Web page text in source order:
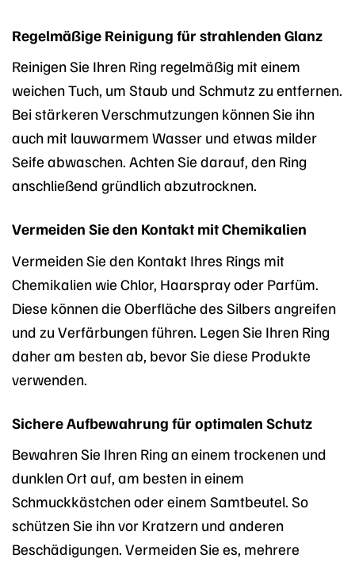
Regelmäßige Reinigung für strahlenden Glanz
Reinigen Sie Ihren Ring regelmäßig mit einem
weichen Tuch, um Staub und Schmutz zu entfernen.
Bei stärkeren Verschmutzungen können Sie ihn
auch mit lauwarmem Wasser und etwas milder
Seife abwaschen. Achten Sie darauf, den Ring
anschließend gründlich abzutrocknen.
Vermeiden Sie den Kontakt mit Chemikalien
Vermeiden Sie den Kontakt Ihres Rings mit
Chemikalien wie Chlor, Haarspray oder Parfüm.
Diese können die Oberfläche des Silbers angreifen
und zu Verfärbungen führen. Legen Sie Ihren Ring
daher am besten ab, bevor Sie diese Produkte
verwenden.
Sichere Aufbewahrung für optimalen Schutz
Bewahren Sie Ihren Ring an einem trockenen und
dunklen Ort auf, am besten in einem
Schmuckkästchen oder einem Samtbeutel. So
schützen Sie ihn vor Kratzern und anderen
Beschädigungen. Vermeiden Sie es, mehrere